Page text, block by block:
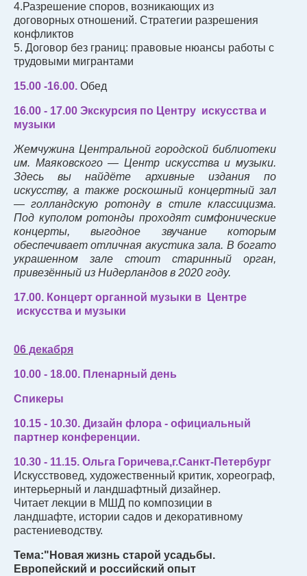
4.Разрешение споров, возникающих из
договорных отношений. Стратегии разрешения
конфликтов
5. Договор без границ: правовые нюансы работы с
трудовыми мигрантами
15.00 -16.00. Обед
16.00 - 17.00 Экскурсия по Центру искусства и
музыки
Жемчужина Центральной городской библиотеки
им. Маяковского — Центр искусства и музыки.
Здесь вы найдёте архивные издания по
искусству, а также роскошный концертный зал
— голландскую ротонду в стиле классицизма.
Под куполом ротонды проходят симфонические
концерты, выгодное звучание которым
обеспечивает отличная акустика зала. В богато
украшенном зале стоит старинный орган,
привезённый из Нидерландов в 2020 году.
17.00. Концерт органной музыки в Центре
искусства и музыки
06 декабря
10.00 - 18.00. Пленарный день
Спикеры
10.15 - 10.30. Дизайн флора - официальный
партнер конференции.
10.30 - 11.15. Ольга Горичева,г.Санкт-Петербург
Искусствовед, художественный критик, хореограф,
интерьерный и ландшафтный дизайнер.
Читает лекции в МШД по композиции в
ландшафте, истории садов и декоративному
растениеводству.
Тема:"Новая жизнь старой усадьбы.
Европейский и российский опыт